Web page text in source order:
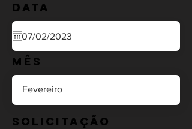
Data
Mês
Solicitação